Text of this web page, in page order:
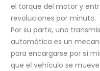
el torque del motor y
revoluciones por minuto.
Por su parte, una
automática es un
para encargarse por sí
que el vehículo se